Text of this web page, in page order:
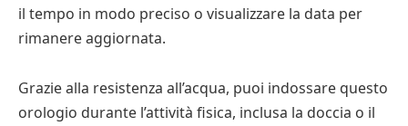
il tempo in modo preciso o visualizzare la data per
rimanere aggiornata.
Grazie alla resistenza all’acqua, puoi indossare questo
orologio durante l’attività fisica, inclusa la doccia o il